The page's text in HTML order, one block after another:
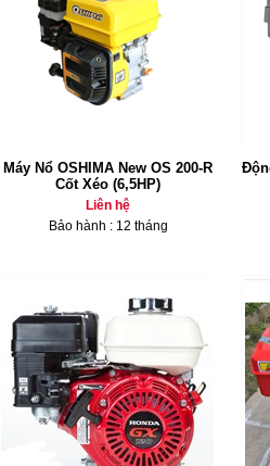
Máy Nổ OSHIMA New OS 200-R
Cốt Xéo (6,5HP)
Liên hệ
Bảo hành : 12 tháng